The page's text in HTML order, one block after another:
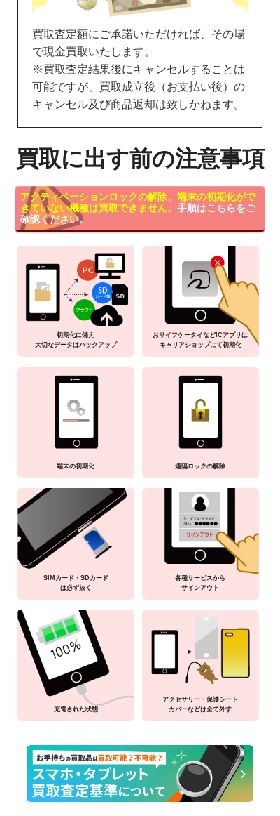
買取査定額にご承諾いただければ、その場
で現金買取いたします。
※買取査定結果後にキャンセルすることは
可能ですが、買取成立後（お支払い後）の
キャンセル及び商品返却は致しかねます。
買取に出す前の注意事項
アクティベーションロックの解除、端末の初期化がで
きていない機種は買取できません。 手順はこちらをご
確認ください。
初期化に備え
大切なデータはバックアップ
おサイフケータイなどICアプリは
キャリアショップにて初期化
端末の初期化 遠隔ロックの解除
SIMカード・SDカード
は必ず抜く
各種サービスから
サインアウト
充電された状態
アクセサリー・保護シート
カバーなどは全て外す